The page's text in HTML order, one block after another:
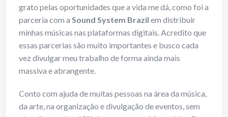
grato pelas oportunidades que a vida me dá, como foi a
parceria com a Sound System Brazil em distribuir
minhas músicas nas plataformas digitais. Acredito que
essas parcerias são muito importantes e busco cada
vez divulgar meu trabalho de forma ainda mais
massiva e abrangente.
Conto com ajuda de muitas pessoas na área da música,
da arte, na organização e divulgação de eventos, sem